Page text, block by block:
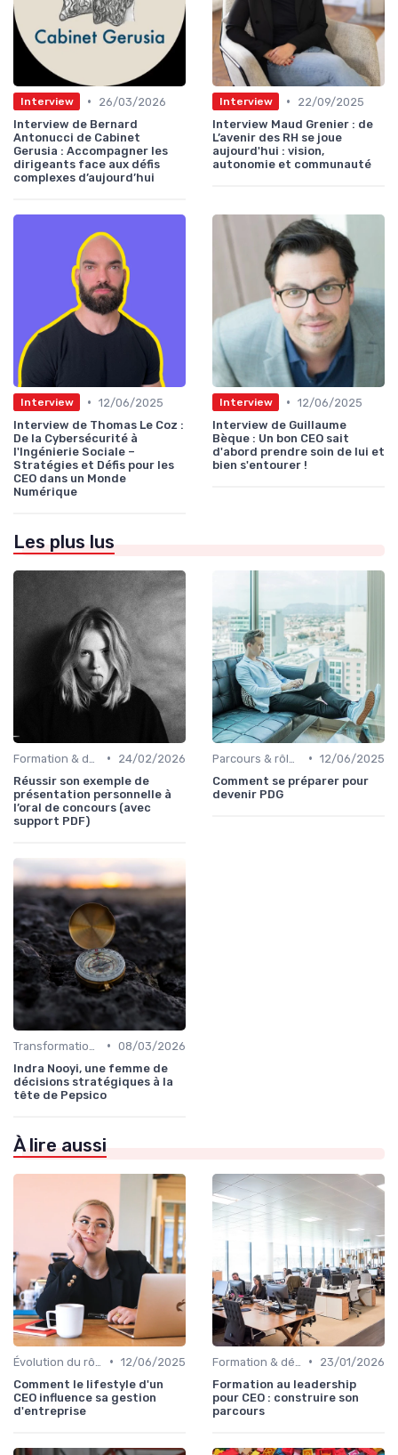
Interview •
26/03/2026
Interview de Bernard
Antonucci de Cabinet
Gerusia : Accompagner les
dirigeants face aux défis
complexes d’aujourd’hui
Interview •
22/09/2025
Interview Maud Grenier : de
L’avenir des RH se joue
aujourd'hui : vision,
autonomie et communauté
Interview • 12/06/2025
Interview de Thomas Le Coz :
De la Cybersécurité à
l'Ingénierie Sociale –
Stratégies et Défis pour les
CEO dans un Monde
Numérique
Interview • 12/06/2025
Interview de Guillaume
Bèque : Un bon CEO sait
d'abord prendre soin de lui et
bien s'entourer !
Les plus lus
•
24/02/2026
Réussir son exemple de
présentation personnelle à
l’oral de concours (avec
support PDF)
• 12/06/2025
Comment se préparer pour
devenir PDG
• 08/03/2026
Indra Nooyi, une femme de
décisions stratégiques à la
tête de Pepsico
À lire aussi
• 12/06/2025
Comment le lifestyle d'un
CEO influence sa gestion
d'entreprise
•
23/01/2026
Formation au leadership
pour CEO : construire son
parcours